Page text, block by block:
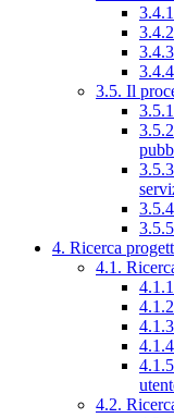
3.5. Il
4. Ricerca
4.1.
4.2.